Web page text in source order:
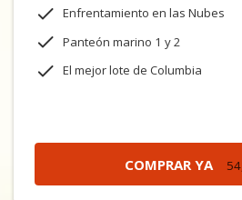
Enfrentamiento en las Nubes
Panteón marino 1 y 2
El mejor lote de Columbia
COMPRAR YA